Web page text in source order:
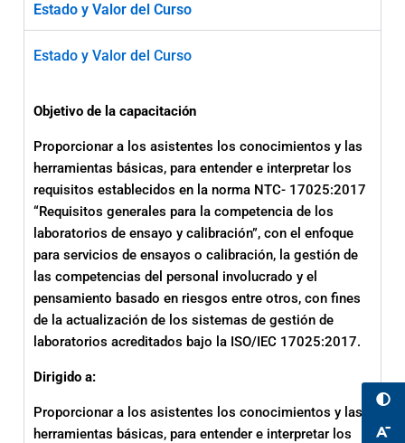
Estado y Valor del Curso
Estado y Valor del Curso
Objetivo de la capacitación
Proporcionar a los asistentes los conocimientos y las
herramientas básicas, para entender e interpretar los
requisitos establecidos en la norma NTC- 17025:2017
“Requisitos generales para la competencia de los
laboratorios de ensayo y calibración”, con el enfoque
para servicios de ensayos o calibración, la gestión de
las competencias del personal involucrado y el
pensamiento basado en riesgos entre otros, con fines
de la actualización de los sistemas de gestión de
laboratorios acreditados bajo la ISO/IEC 17025:2017.
Dirigido a:
Proporcionar a los asistentes los conocimientos y las
herramientas básicas, para entender e interpretar los